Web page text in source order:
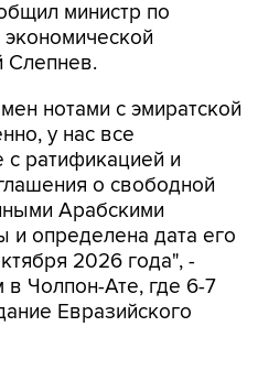
министр по
Слепнев.
нотами с эмиратской
у нас все
ратификацией и
о свободной
Арабскими
определена дата его
2026 года", -
в Чолпон-Ате, где 6-7
Евразийского